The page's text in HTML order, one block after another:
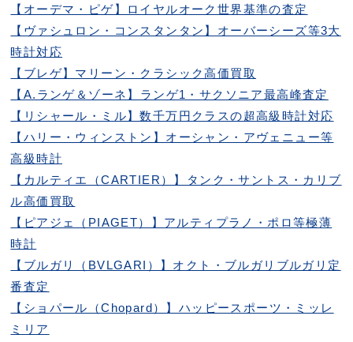
【オーデマ・ピゲ】ロイヤルオーク世界基準の査定
【ヴァシュロン・コンスタンタン】オーバーシーズ等3大
時計対応
【ブレゲ】マリーン・クラシック高価買取
【A.ランゲ＆ゾーネ】ランゲ1・サクソニア最高峰査定
【リシャール・ミル】数千万円クラスの超高級時計対応
【ハリー・ウィンストン】オーシャン・アヴェニュー等
高級時計
【カルティエ（CARTIER）】タンク・サントス・カリブ
ル高価買取
【ピアジェ（PIAGET）】アルティプラノ・ポロ等極薄
時計
【ブルガリ（BVLGARI）】オクト・ブルガリブルガリ定
番査定
【ショパール（Chopard）】ハッピースポーツ・ミッレ
ミリア